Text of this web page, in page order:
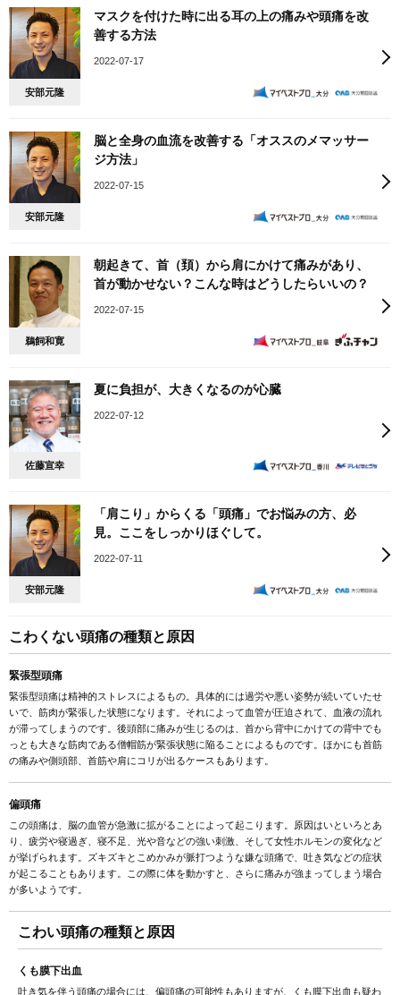
安部元隆
マスクを付けた時に出る耳の上の痛みや頭痛を改
善する方法
2022-07-17
安部元隆
脳と全身の血流を改善する「オススのメマッサー
ジ方法」
2022-07-15
鵜飼和寛
朝起きて、首（頚）から肩にかけて痛みがあり、
首が動かせない？こんな時はどうしたらいいの？
2022-07-15
佐藤宣幸
夏に負担が、大きくなるのが心臓
2022-07-12
安部元隆
「肩こり」からくる「頭痛」でお悩みの方、必
見。ここをしっかりほぐして。
2022-07-11
こわくない頭痛の種類と原因
緊張型頭痛
緊張型頭痛は精神的ストレスによるもの。具体的には過労や悪い姿勢が続いていたせ
いで、筋肉が緊張した状態になります。それによって血管が圧迫されて、血液の流れ
が滞ってしまうのです。後頭部に痛みが生じるのは、首から背中にかけての背中でも
っとも大きな筋肉である僧帽筋が緊張状態に陥ることによるものです。ほかにも首筋
の痛みや側頭部、首筋や肩にコリが出るケースもあります。
偏頭痛
この頭痛は、脳の血管が急激に拡がることによって起こります。原因はいといろとあ
り、疲労や寝過ぎ、寝不足、光や音などの強い刺激、そして女性ホルモンの変化など
が挙げられます。ズキズキとこめかみが脈打つような嫌な頭痛で、吐き気などの症状
が起こることもあります。この際に体を動かすと、さらに痛みが強まってしまう場合
が多いようです。
こわい頭痛の種類と原因
くも膜下出血
吐き気を伴う頭痛の場合には、偏頭痛の可能性もありますが、くも膜下出血も疑わ